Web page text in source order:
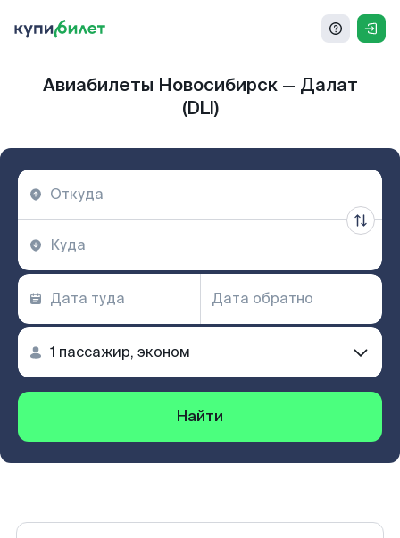
Авиабилеты Новосибирск — Далат
(DLI)
Найти